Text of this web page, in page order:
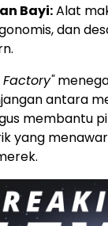
Bayi:Alat
dan
Factory"
antara
membantu
yang